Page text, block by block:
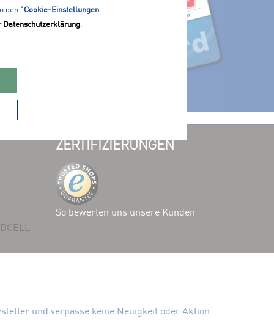
ZERTIFIZIERUNGEN
So bewerten uns unsere Kunden
und verpasse keine Neuigkeit oder Aktion
den "Cookie-Einstellungen
Datenschutzerklärung